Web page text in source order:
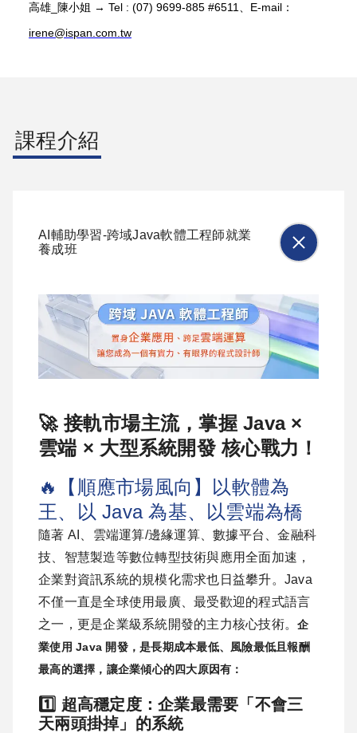
高雄_陳小姐 → Tel : (07) 9699-885 #6511、E-mail：
irene@ispan.com.tw
課程介紹
AI輔助學習-跨域Java軟體工程師就業
養成班
🚀 接軌市場主流，掌握 Java ×
雲端 × 大型系統開發 核心戰力！
🔥【順應市場風向】以軟體為
王、以 Java 為基、以雲端為橋
隨著 AI、雲端運算/邊緣運算、數據平台、金融科
技、智慧製造等數位轉型技術與應用全面加速，
企業對資訊系統的規模化需求也日益攀升。Java
不僅一直是全球使用最廣、最受歡迎的程式語言
之一，更是企業級系統開發的主力核心技術。 企
業使用 Java 開發，是長期成本最低、風險最低且報酬
最高的選擇，讓企業傾心的四大原因有：
1️⃣ 超高穩定度：企業最需要「不會三
天兩頭掛掉」的系統